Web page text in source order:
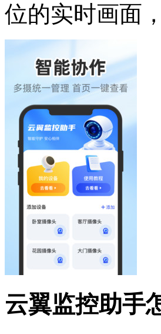
位的实时画面
云翼监控助手